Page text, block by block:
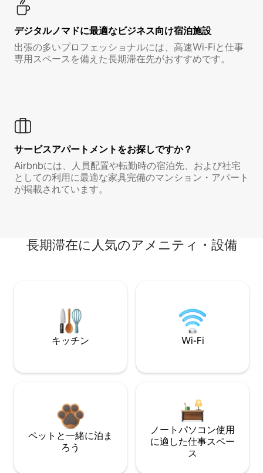
デジタルノマド⁠に最⁠適⁠なビ⁠ジ⁠ネ⁠ス⁠向⁠け宿⁠泊⁠施⁠設
出張の多いプロフェッショナルには、高速Wi-Fiと仕事
専用スペースを備えた長期滞在先がおすすめです。
サービスアパートメントをお探しですか？
Airbnbには、人員配置や転勤時の宿泊先、および社宅
としての利用に最適な家具完備のマンション・アパート
が掲載されています。
長期滞在に人気のアメニティ・設備
キッチン Wi-Fi
ペットと一緒に泊ま
ろう
ノートパソコン使用
に適した仕事スペー
ス